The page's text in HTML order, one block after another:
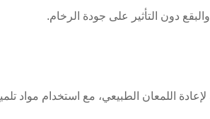
دون التأثير على جودة الرخام.
اللمعان الطبيعي، مع استخدام مواد